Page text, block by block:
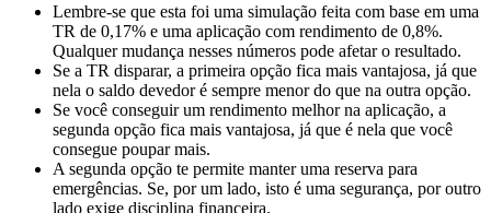
Lembre-se que esta foi uma simulação feita com base em uma
TR de 0,17% e uma aplicação com rendimento de 0,8%.
Qualquer mudança nesses números pode afetar o resultado.
Se a TR disparar, a primeira opção fica mais vantajosa, já que
nela o saldo devedor é sempre menor do que na outra opção.
Se você conseguir um rendimento melhor na aplicação, a
segunda opção fica mais vantajosa, já que é nela que você
consegue poupar mais.
A segunda opção te permite manter uma reserva para
emergências. Se, por um lado, isto é uma segurança, por outro
lado exige disciplina financeira.